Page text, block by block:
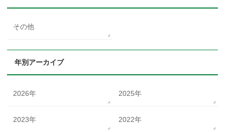
その他
年別アーカイブ
2026年 2025年
2023年 2022年